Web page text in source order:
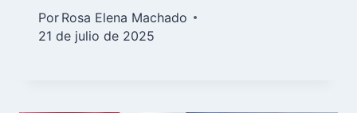
Por Rosa Elena Machado
21 de julio de 2025